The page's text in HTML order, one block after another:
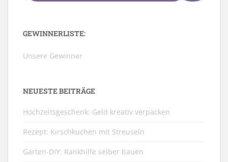
GEWINNERLISTE:
Unsere Gewinner
NEUESTE BEITRÄGE
Hochzeitsgeschenk: Geld kreativ verpacken
Rezept: Kirschkuchen mit Streuseln
Garten-DIY: Rankhilfe selber bauen